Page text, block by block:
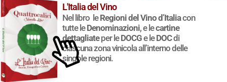
Guardia
Sanframondi
o Guardiolo
Aglianico-
Piedirosso
L'Italia del Vino
Nel libro leRegioni del Vino d’Italiacon
tutte leDenominazioni, e lecartine
dettagliateper leDOCGe leDOCdi
ciascuna zona vinicola all’interno delle
singole regioni.